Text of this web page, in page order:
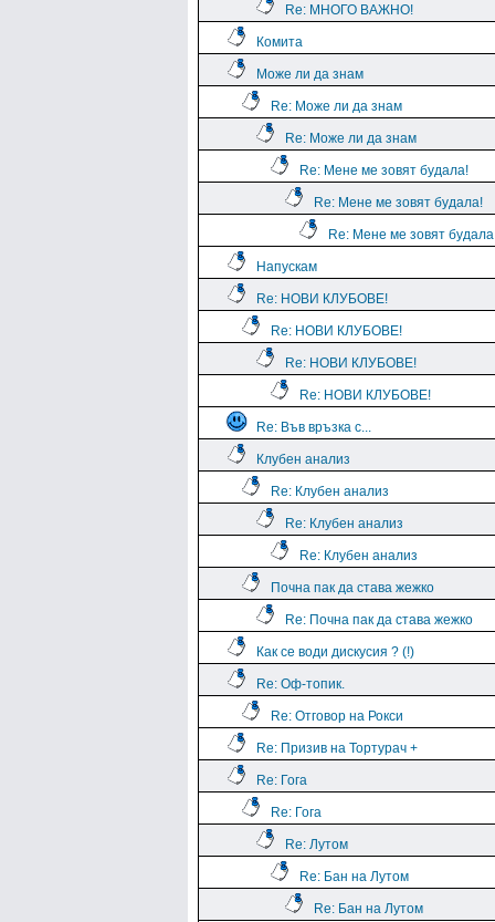
Re: МНОГО ВАЖНО!
Комита
Може ли да знам
Re: Може ли да знам
Re: Може ли да знам
Re: Мене ме зовят будала!
Re: Мене ме зовят будала!
Re: Мене ме зовят
Напускам
Re: НОВИ КЛУБОВЕ!
Re: НОВИ КЛУБОВЕ!
Re: НОВИ КЛУБОВЕ!
Re: НОВИ КЛУБОВЕ!
Re: Във връзка с...
Клубен анализ
Re: Клубен анализ
Re: Клубен анализ
Re: Клубен анализ
Почна пак да става жежко
Re: Почна пак да става жежко
Как се води дискусия ? (!)
Re: Оф-топик.
Re: Отговор на Рокси
Re: Призив на Тортурач +
Re: Гога
Re: Гога
Re: Лутом
Re: Бан на Лутом
Re: Бан на Лутом